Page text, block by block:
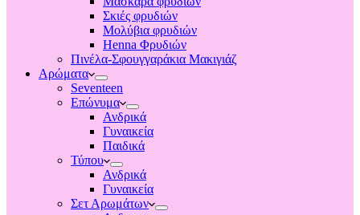
Σκιές φρυδιών
Μολύβια φρυδιών
Henna Φρυδιών
Πινέλα-Σφουγγαράκια Μακιγιάζ
Αρώματα
Seventeen
Επώνυμα
Ανδρικά
Γυναικεία
Παιδικά
Τύπου
Ανδρικά
Γυναικεία
Σετ Αρωμάτων